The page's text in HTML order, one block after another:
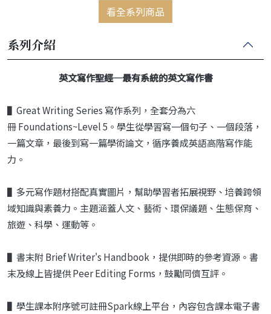
Great Paragraphs to Great
Essays (附線上密碼，一經刮
開恕不退換
Great Essays to Research
(附線上密碼，一經刮開恕不
看全系列商品
系列介紹
英文寫作聖經─最有系統的英文寫作書
▌ Great Writing Series 寫作系列，全套分為六
冊Foundations~Level 5 。學生從學習寫一個句子、一個段落，
一篇文章，最後到寫一篇學術論文，循序養成英語高階寫作能
力。
▌ 多元寫作題材搭配真實圖片，幫助學習者拓展視野、培養跨領
域知識與素養力。主題涵蓋人文、藝術、環保議題、生態保育、
旅遊、科學、運動等。
▌ 書末附Brief Writer's Handbook ，提供即時的參考資源。書
末及線上皆提供Peer Editing Forms ，鼓勵同儕互評。
▌學生課本附序號可註冊Spark線上平台，內容包含課本電子書